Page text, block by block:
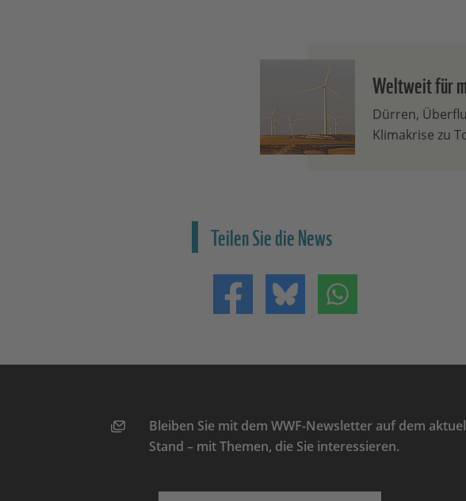
Weltweit für
Dürren,
Klimakrise zu
Teilen Sie die News
Teilen auf FacebookTeilen auf Bluesky
Bleiben Sie mit dem WWF-Newsletter auf dem
Stand – mit Themen, die Sie interessieren.